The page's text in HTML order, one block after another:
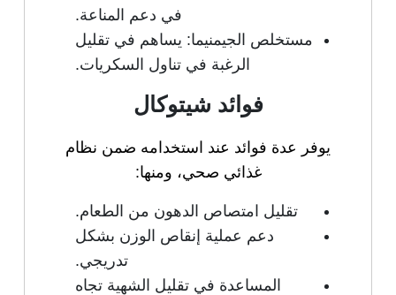
في دعم المناعة.
مستخلص الجيمنيما: يساهم في تقليل
الرغبة في تناول السكريات.
فوائد شيتوكال
يوفر عدة فوائد عند استخدامه ضمن نظام
غذائي صحي، ومنها:
تقليل امتصاص الدهون من الطعام.
دعم عملية إنقاص الوزن بشكل
تدريجي.
المساعدة في تقليل الشهية تجاه